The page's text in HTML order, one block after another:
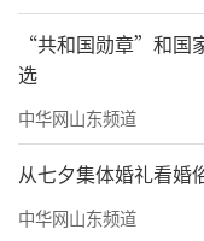
（来源：海
“共和国勋章”和国
选
中华网山东频道
从七夕集体婚礼看婚
中华网山东频道